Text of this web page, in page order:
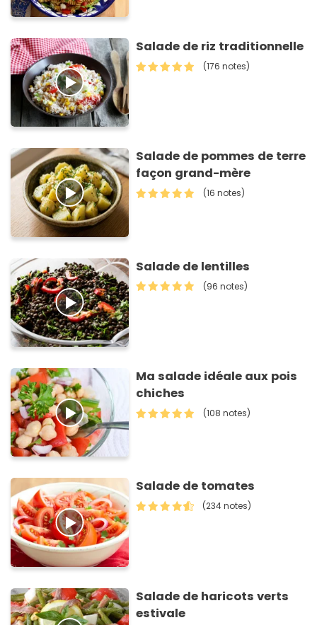
Salade de riz traditionnelle
(176 notes)
Salade de pommes de terre
façon grand-mère
(16 notes)
Salade de lentilles
(96 notes)
Ma salade idéale aux pois
chiches
(108 notes)
Salade de tomates
(234 notes)
Salade de haricots verts
estivale